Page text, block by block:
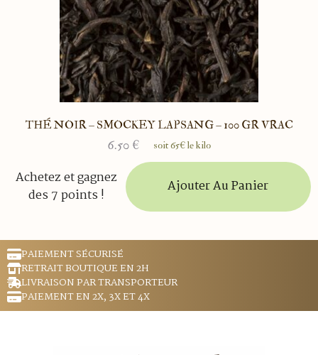
THÉ NOIR – SMOCKEY LAPSANG – 100 GR VRAC
6.50 € soit 65€ le kilo
Achetez et gagnez
des 7 points !
Ajouter Au Panier
PAIEMENT SÉCURISÉ
RETRAIT BOUTIQUE EN 2H
LIVRAISON PAR TRANSPORTEUR
PAIEMENT EN 2X, 3X ET 4X